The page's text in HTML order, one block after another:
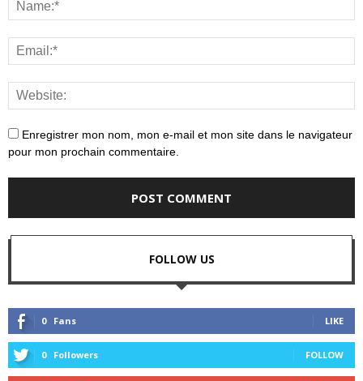
Enregistrer mon nom, mon e-mail et mon site dans le navigateur
pour mon prochain commentaire.
FOLLOW US
0 Fans LIKE
0 Followers FOLLOW